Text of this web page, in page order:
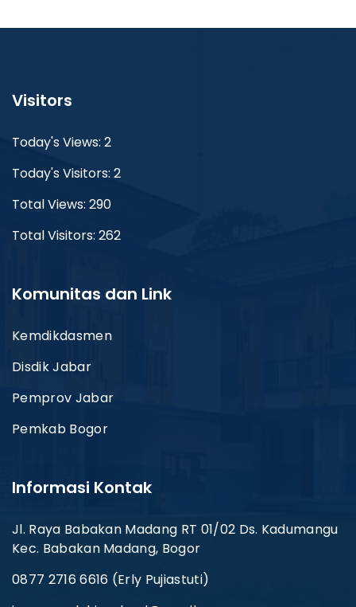
Visitors
Today's Views: 2
Today's Visitors: 2
Total Views: 290
Total Visitors: 262
Komunitas dan Link
Kemdikdasmen
Disdik Jabar
Pemprov Jabar
Pemkab Bogor
Informasi Kontak
Jl. Raya Babakan Madang RT 01/02 Ds. Kadumangu
Kec. Babakan Madang, Bogor
0877 2716 6616 (Erly Pujiastuti)